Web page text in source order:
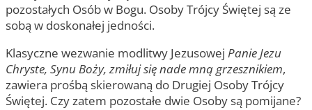
pozostałych Osób w Bogu. Osoby Trójcy Świętej są ze
sobą w doskonałej jedności.
Klasyczne wezwanie modlitwy Jezusowej Panie Jezu
Chryste, Synu Boży, zmiłuj się nade mną grzesznikiem,
zawiera prośbą skierowaną do Drugiej Osoby Trójcy
Świętej. Czy zatem pozostałe dwie Osoby są pomijane?